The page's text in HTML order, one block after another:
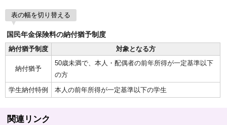
表の幅を切り替える
国民年金保険料の納付猶予制度
納付猶予制度
対象となる方
納付猶予
50歳未満で、本人・配偶者の前年所得が一定基準以下
の方
学生納付特例
本人の前年所得が一定基準以下の学生
関連リンク